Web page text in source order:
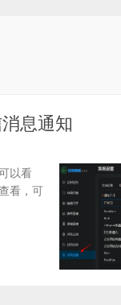
息通知
以看
看，可